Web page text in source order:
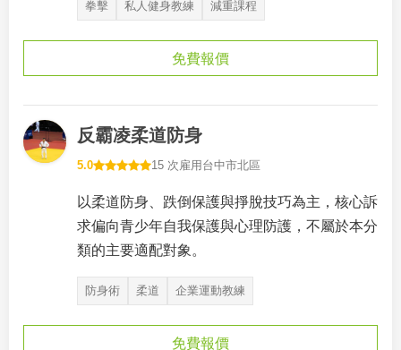
拳擊 私人健身教練 減重課程
免費報價
反霸凌柔道防身
5.0 15 次雇用 台中市北區
以柔道防身、跌倒保護與掙脫技巧為主，核心訴
求偏向青少年自我保護與心理防護，不屬於本分
類的主要適配對象。
防身術 柔道 企業運動教練
免費報價